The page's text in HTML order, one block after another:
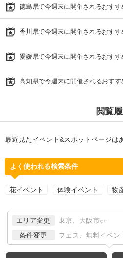
徳島県で今週末に開催されるおすす
香川県で今週末に開催されるおすす
愛媛県で今週末に開催されるおすす
高知県で今週末に開催されるおすす
閲覧
最近見たイベント&スポットページは
よく使われる検索条件
花イベント 体験イベント 物
エリア変更 東京、大阪市 など
条件変更 フェス、無料イベン